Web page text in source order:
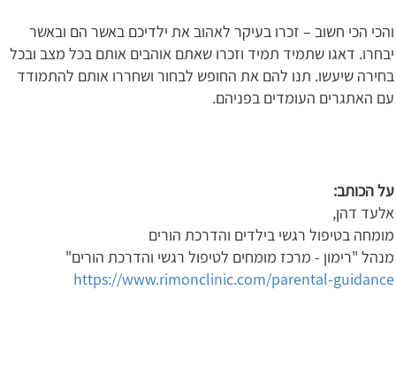
והכי הכי חשוב – זכרו בעיקר לאהוב את ילדיכם באשר הם ובאשר
יבחרו. דאגו שתמיד תמיד וזכרו שאתם אוהבים אותם בכל מצב ובכל
בחירה שיעשו. תנו להם את החופש לבחור ושחררו אותם להתמודד
עם האתגרים העומדים בפניהם.
על הכותב:
אלעד דהן,
מומחה בטיפול רגשי בילדים והדרכת הורים
מנהל "רימון - מרכז מומחים לטיפול רגשי והדרכת הורים"
https://www.rimonclinic.com/parental-guidance